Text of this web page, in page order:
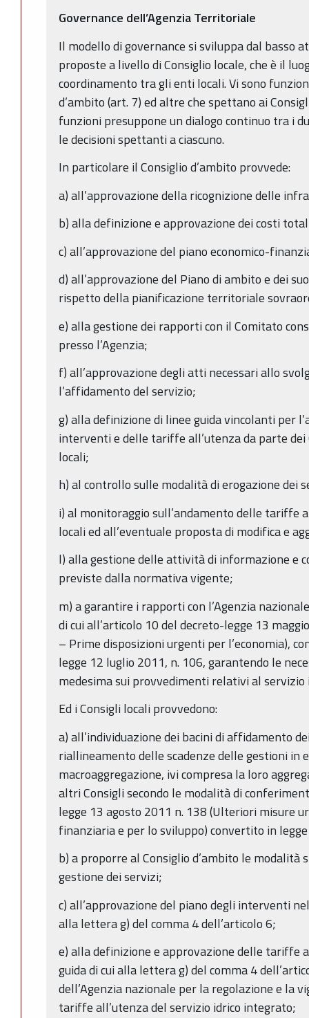
Governance dell’Agenzia Territoriale
Il modello di governance si sviluppa dal basso
proposte a livello di Consiglio locale, che è il
coordinamento tra gli enti locali. Vi sono
d’ambito (art. 7) ed altre che spettano ai
funzioni presuppone un dialogo continuo tra i
le decisioni spettanti a ciascuno.
In particolare il Consiglio d’ambito provvede:
a) all’approvazione della ricognizione delle
b) alla definizione e approvazione dei costi
c) all’approvazione del piano economico-
d) all’approvazione del Piano di ambito e dei
rispetto della pianificazione territoriale
e) alla gestione dei rapporti con il Comitato
presso l’Agenzia;
f) all’approvazione degli atti necessari allo
l’affidamento del servizio;
g) alla definizione di linee guida vincolanti per
interventi e delle tariffe all’utenza da parte
locali;
h) al controllo sulle modalità di erogazione dei
i) al monitoraggio sull’andamento delle tariffe
locali ed all’eventuale proposta di modifica e
l) alla gestione delle attività di informazione e
previste dalla normativa vigente;
m) a garantire i rapporti con l’Agenzia
di cui all’articolo 10 del decreto-legge 13
– Prime disposizioni urgenti per l’economia),
legge 12 luglio 2011, n. 106, garantendo le
medesima sui provvedimenti relativi al
Ed i Consigli locali provvedono:
a) all’individuazione dei bacini di affidamento
riallineamento delle scadenze delle gestioni in
macroaggregazione, ivi compresa la loro
altri Consigli secondo le modalità di
legge 13 agosto 2011 n. 138 (Ulteriori misure
finanziaria e per lo sviluppo) convertito in
b) a proporre al Consiglio d’ambito le modalità
gestione dei servizi;
c) all’approvazione del piano degli interventi
alla lettera g) del comma 4 dell’articolo 6;
e) alla definizione e approvazione delle tariffe
guida di cui alla lettera g) del comma 4
dell’Agenzia nazionale per la regolazione e la
tariffe all’utenza del servizio idrico integrato;